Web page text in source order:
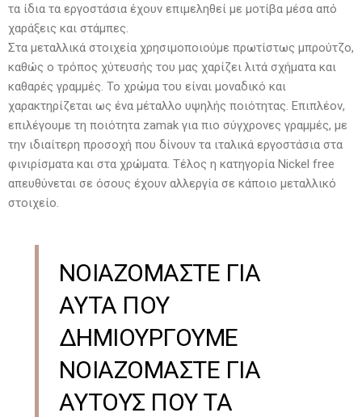
τα ίδια τα εργοστάσια έχουν επιμεληθεί με μοτίβα μέσα από
χαράξεις και στάμπες.
Στα μεταλλικά στοιχεία χρησιμοποιούμε πρωτίστως μπρούτζο,
καθώς ο τρόπος χύτευσής του μας χαρίζει λιτά σχήματα και
καθαρές γραμμές. Το χρώμα του είναι μοναδικό και
χαρακτηρίζεται ως ένα μέταλλο υψηλής ποιότητας. Επιπλέον,
επιλέγουμε τη ποιότητα zamak για πιο σύγχρονες γραμμές, με
την ιδιαίτερη προσοχή που δίνουν τα ιταλικά εργοστάσια στα
φινιρίσματα και στα χρώματα. Τέλος η κατηγορία Nickel free
απευθύνεται σε όσους έχουν αλλεργία σε κάποιο μεταλλικό
στοιχείο.
ΝΟΙΑΖΟΜΑΣΤΕ ΓΙΑ
ΑΥΤΑ ΠΟΥ
ΔΗΜΙΟΥΡΓΟΥΜΕ
ΝΟΙΑΖΟΜΑΣΤΕ ΓΙΑ
ΑΥΤΟΥΣ ΠΟΥ ΤΑ